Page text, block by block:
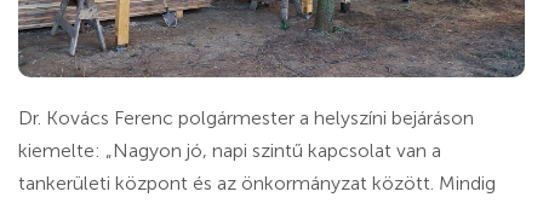
Dr. Kovács Ferenc polgármester a helyszíni bejáráson
kiemelte: „Nagyon jó, napi szintű kapcsolat van a
tankerületi központ és az önkormányzat között. Mindig